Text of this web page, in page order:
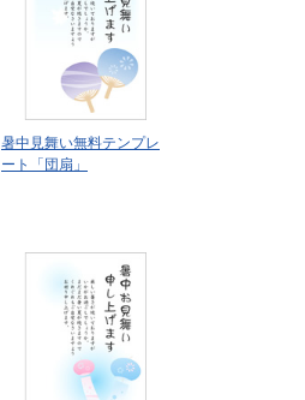
暑中見舞い無料テンプレ
ート「団扇」